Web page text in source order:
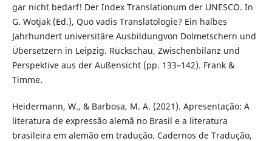
gar nicht bedarf! Der Index Translationum der UNESCO. In
G. Wotjak (Ed.), Quo vadis Translatologie? Ein halbes
Jahrhundert universitäre Ausbildungvon Dolmetschern und
Übersetzern in Leipzig. Rückschau, Zwischenbilanz und
Perspektive aus der Außensicht (pp. 133–142). Frank &
Timme.
Heidermann, W., & Barbosa, M. A. (2021). Apresentação: A
literatura de expressão alemã no Brasil e a literatura
brasileira em alemão em tradução. Cadernos de Tradução,